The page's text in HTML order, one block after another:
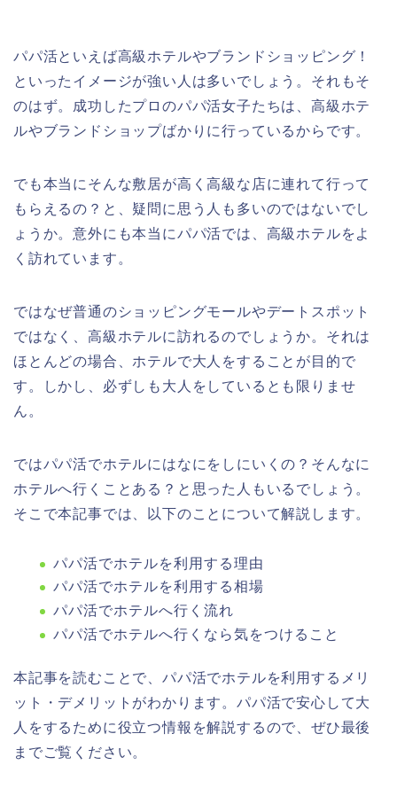
パパ活といえば高級ホテルやブランドショッピング！
といったイメージが強い人は多いでしょう。それもそ
のはず。成功したプロのパパ活女子たちは、高級ホテ
ルやブランドショップばかりに行っているからです。
でも本当にそんな敷居が高く高級な店に連れて行って
もらえるの？と、疑問に思う人も多いのではないでし
ょうか。意外にも本当にパパ活では、高級ホテルをよ
く訪れています。
ではなぜ普通のショッピングモールやデートスポット
ではなく、高級ホテルに訪れるのでしょうか。それは
ほとんどの場合、ホテルで大人をすることが目的で
す。しかし、必ずしも大人をしているとも限りませ
ん。
ではパパ活でホテルにはなにをしにいくの？そんなに
ホテルへ行くことある？と思った人もいるでしょう。
そこで本記事では、以下のことについて解説します。
パパ活でホテルを利用する理由
パパ活でホテルを利用する相場
パパ活でホテルへ行く流れ
パパ活でホテルへ行くなら気をつけること
本記事を読むことで、パパ活でホテルを利用するメリ
ット・デメリットがわかります。パパ活で安心して大
人をするために役立つ情報を解説するので、ぜひ最後
までご覧ください。